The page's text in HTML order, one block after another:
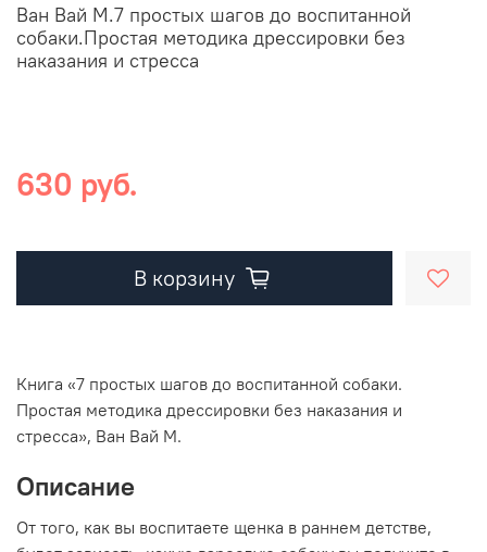
Ван Вай М.7 простых шагов до воспитанной
собаки.Простая методика дрессировки без
наказания и стресса
630 руб.
В корзину
Книга «7 простых шагов до воспитанной собаки.
Простая методика дрессировки без наказания и
стресса», Ван Вай М.
Описание
От того, как вы воспитаете щенка в раннем детстве,